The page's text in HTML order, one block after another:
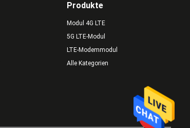
Produkte
Modul 4G LTE
5G LTE-Modul
LTE-Modemmodul
Alle Kategorien